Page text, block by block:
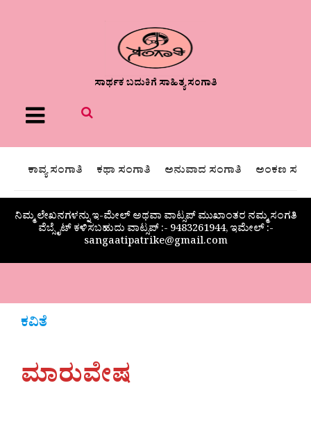
ಸಾರ್ಥಕ ಬದುಕಿಗೆ ಸಾಹಿತ್ಯ ಸಂಗಾತಿ
Menu
ಕಾವ್ಯ ಸಂಗಾತಿ ಕಥಾ ಸಂಗಾತಿ ಅನುವಾದ ಸಂಗಾತಿ ಅಂಕಣ
ನಿಮ್ಮ ಲೇಖನಗಳನ್ನು ಇ-ಮೇಲ್ ಅಥವಾ ವಾಟ್ಸಪ್ ಮುಖಾಂತರ ನಮ್ಮ ಸಂಗತಿ
ವೆಬ್ಸೈಟ್ ಕಳಿಸಬಹುದು ವಾಟ್ಸಪ್‌ :- 9483261944, ಇಮೇಲ್ :-
sangaatipatrike@gmail.com
ಕವಿತೆ
ಮಾರುವೇಷ